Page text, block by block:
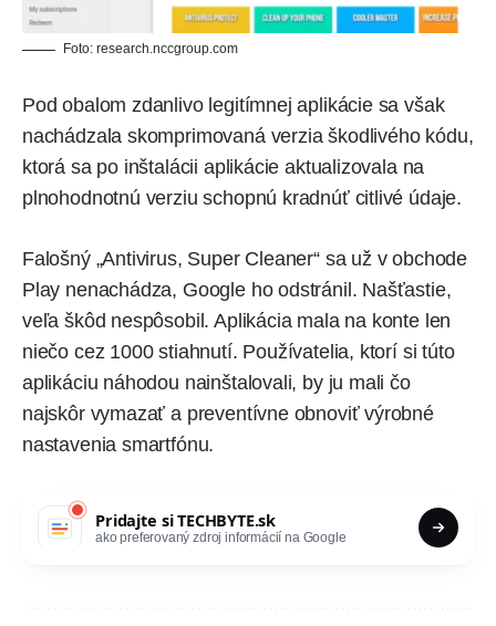
Foto: research.nccgroup.com
Pod obalom zdanlivo legitímnej aplikácie sa však
nachádzala skomprimovaná verzia škodlivého kódu,
ktorá sa po inštalácii aplikácie aktualizovala na
plnohodnotnú verziu schopnú kradnúť citlivé údaje.
Falošný „Antivirus, Super Cleaner“ sa už v obchode
Play nenachádza, Google ho odstránil. Našťastie,
veľa škôd nespôsobil. Aplikácia mala na konte len
niečo cez 1000 stiahnutí. Používatelia, ktorí si túto
aplikáciu náhodou nainštalovali, by ju mali čo
najskôr vymazať a preventívne obnoviť výrobné
nastavenia smartfónu.
Pridajte siTECHBYTE.sk
ako preferovaný zdroj informácií na Google